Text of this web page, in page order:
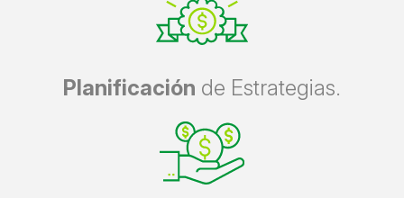
Planificación de Estrategias.